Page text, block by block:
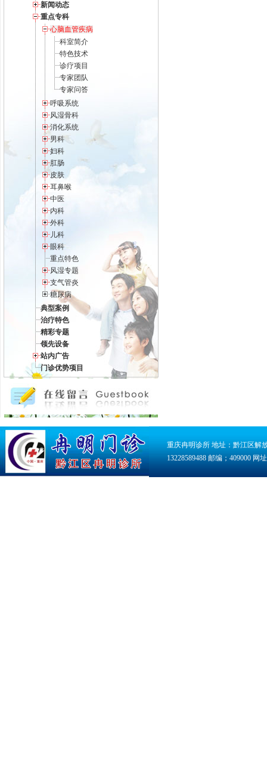
新闻动态
重点专科
心脑血管疾病
科室简介
特色技术
诊疗项目
专家团队
专家问答
呼吸系统
风湿骨科
消化系统
男科
妇科
肛肠
皮肤
耳鼻喉
中医
内科
外科
儿科
眼科
重点特色
风湿专题
支气管炎
糖尿病
典型案例
治疗特色
精彩专题
领先设备
站内广告
门诊优势项目
重庆冉明诊所 地址：黔江区解
13228589488 邮编；409000 网